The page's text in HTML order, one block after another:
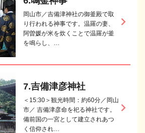
岡山市／吉備津神社の御釜殿で取
り行われる神事です。温羅の妻、
阿曽媛が米を炊くことで温羅が釜
を鳴らし、…
keyboard_arrow_right
7.吉備津彦神社
＜15:30＞観光時間：約60分／岡山
市／ 吉備津彦命を祀る神社です。
備前国の一宮として建立されあつ
く信仰され…
keyboard_arrow_right